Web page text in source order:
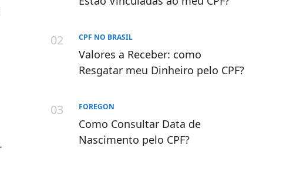
CPF NO BRASIL
Valores a Receber: como
Resgatar meu Dinheiro pelo CPF?
FOREGON
Como Consultar Data de
Nascimento pelo CPF?